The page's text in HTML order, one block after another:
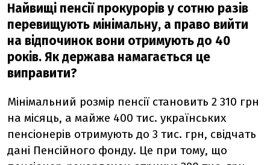
Найвищі пенсії прокурорів у сотню разів
перевищують мінімальну, а право вийти
на відпочинок вони отримують до 40
років. Як держава намагається це
виправити?
Мінімальний розмір пенсії становить 2 310 грн
на місяць, а майже 400 тис. українських
пенсіонерів отримують до 3 тис. грн, свідчать
дані Пенсійного фонду. Це при тому, що